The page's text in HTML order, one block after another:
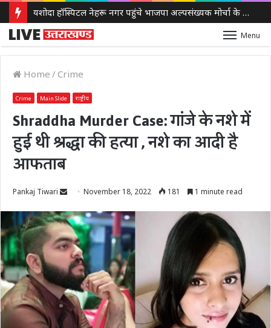
यशोदा हॉस्पिटल नेहरू नगर पहुंचे भाजपा अल्पसंख्यक मोर्चा के राष्ट्रीय अध्यक्ष जमाल सिद्दीकी, चेयरमैन डॉ. दिनेश अरोड़ा एवं एमडी डॉ. रजत अरोड़ा से की मुलाकात
Menu
Home / Crime
Crime Main Slide राष्ट्रीय
Shraddha Murder Case: गांजे के नशे में
हुई थी श्रद्धा की हत्या , नशे का आदी है
आफताब
Pankaj Tiwari
Send
email
November 18, 2022 181 1 minute read